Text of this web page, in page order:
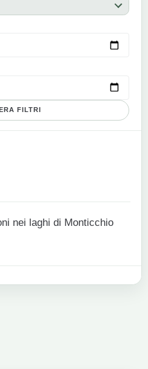
FILTRI
nei laghi di Monticchio